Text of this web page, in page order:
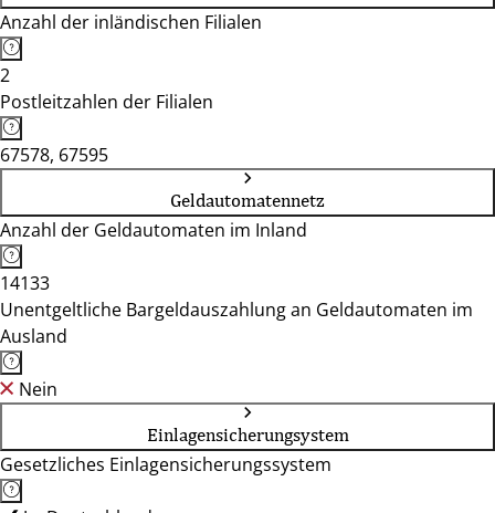
Anzahl der inländischen Filialen
2
Postleitzahlen der Filialen
67578, 67595
Geldautomatennetz
Anzahl der Geldautomaten im Inland
14133
Unentgeltliche Bargeldauszahlung an Geldautomaten im
Ausland
Nein
Einlagensicherungsystem
Gesetzliches Einlagensicherungssystem